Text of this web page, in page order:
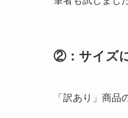
②：サイズ
「訳あり」商品